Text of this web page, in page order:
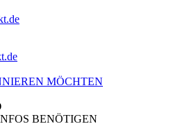
MÖCHTEN
BENÖTIGEN